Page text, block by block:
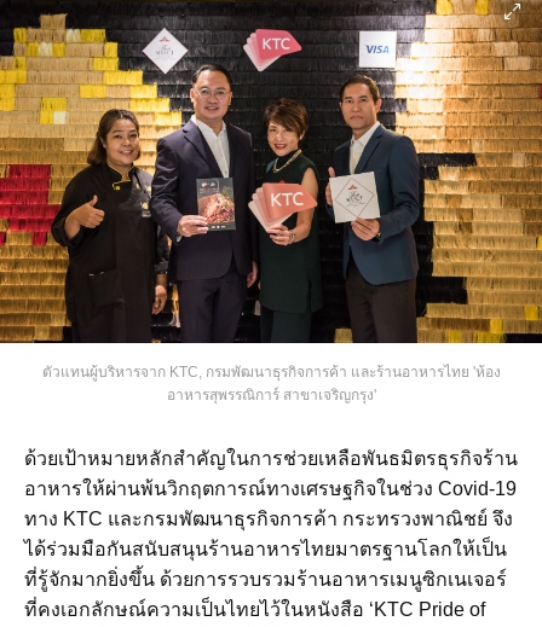
ตัวแทนผู้บริหารจาก KTC, กรมพัฒนาธุรกิจการค้า และร้านอาหารไทย 'ห้อง
อาหารสุพรรณิการ์ สาขาเจริญกรุง'
ด้วยเป้าหมายหลักสำคัญในการช่วยเหลือพันธมิตรธุรกิจร้าน
อาหารให้ผ่านพ้นวิกฤตการณ์ทางเศรษฐกิจในช่วง Covid-19
ทาง KTC และกรมพัฒนาธุรกิจการค้า กระทรวงพาณิชย์ จึง
ได้ร่วมมือกันสนับสนุนร้านอาหารไทยมาตรฐานโลกให้เป็น
ที่รู้จักมากยิ่งขึ้น ด้วยการรวบรวมร้านอาหารเมนูซิกเนเจอร์
ที่คงเอกลักษณ์ความเป็นไทยไว้ในหนังสือ ‘KTC Pride of